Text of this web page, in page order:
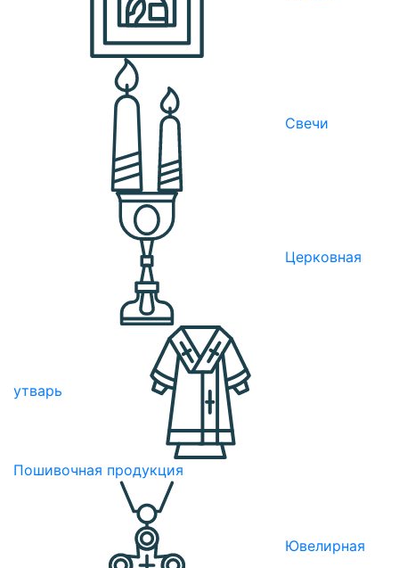
Свечи
Церковная
утварь
Пошивочная продукция
Ювелирная